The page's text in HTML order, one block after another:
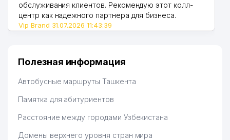
обслуживания клиентов. Рекомендую этот колл-
центр как надежного партнера для бизнеса.
Vip Brand 31.07.2026 11:43:39
Полезная информация
Автобусные маршруты Ташкента
Памятка для абитуриентов
Расстояние между городами Узбекистана
Домены верхнего уровня стран мира